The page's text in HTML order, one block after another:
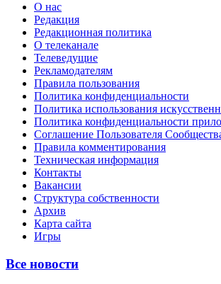
О нас
Редакция
Редакционная политика
О телеканале
Телеведущие
Рекламодателям
Правила пользования
Политика конфиденциальности
Политика использования
Политика конфиденциальности
Соглашение Пользователя
Правила комментирования
Техническая информация
Контакты
Вакансии
Структура собственности
Архив
Карта сайта
Игры
Все новости